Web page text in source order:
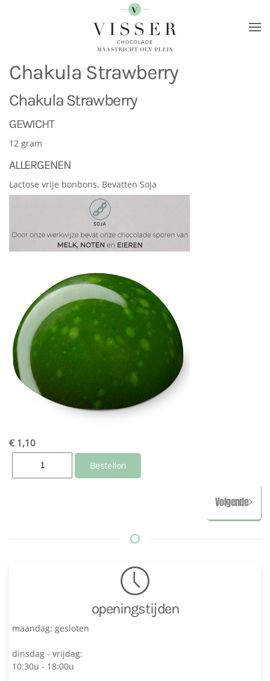
Terug naar hoofdinhoud
Chakula Strawberry
Chakula Strawberry
GEWICHT
12 gram
ALLERGENEN
Lactose vrije bonbons, Bevatten Soja
€ 1,10
Volgende
openingstijden
maandag: gesloten
dinsdag - vrijdag:
10:30u - 18:00u